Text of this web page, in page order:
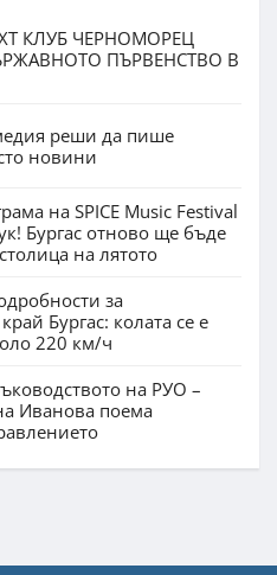
КЛУБ ЧЕРНОМОРЕЦ
ПЪРВЕНСТВО В
реши да пише
новини
на SPICE Music Festival
Бургас отново ще бъде
на лятото
за
Бургас: колата се е
220 км/ч
на РУО –
Иванова поема